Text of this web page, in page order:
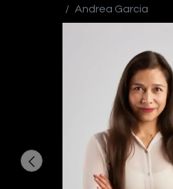
Andrea Garcia